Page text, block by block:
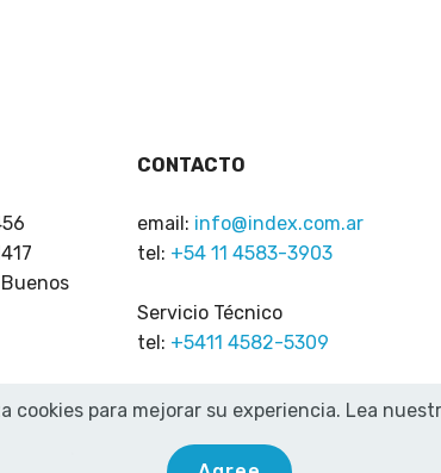
CONTACTO
email: info@index.com.ar
tel: +54 11 4583-3903
Servicio Técnico
tel: +5411 4582-5309
cookies para mejorar su experiencia. Lea